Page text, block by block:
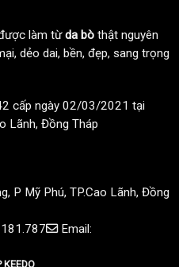
làm từda bò thật nguyên
dẻo dai, bền, đẹp, sang trọng
cấp ngày 02/03/2021 tại
Lãnh, Đồng Tháp
P Mỹ Phú, TP.Cao Lãnh, Đồng
Email:
KEEDO